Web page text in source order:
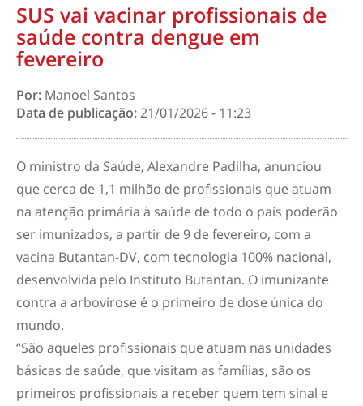
SUS vai vacinar profissionais de
saúde contra dengue em
fevereiro
Por: Manoel Santos
Data de publicação:21/01/2026 - 11:23
O ministro da Saúde, Alexandre Padilha, anunciou
que cerca de 1,1 milhão de profissionais que atuam
na atenção primária à saúde de todo o país poderão
ser imunizados, a partir de 9 de fevereiro, com a
vacina Butantan-DV, com tecnologia 100% nacional,
desenvolvida pelo Instituto Butantan. O imunizante
contra a arbovirose é o primeiro de dose única do
mundo.
“São aqueles profissionais que atuam nas unidades
básicas de saúde, que visitam as famílias, são os
primeiros profissionais a receber quem tem sinal e